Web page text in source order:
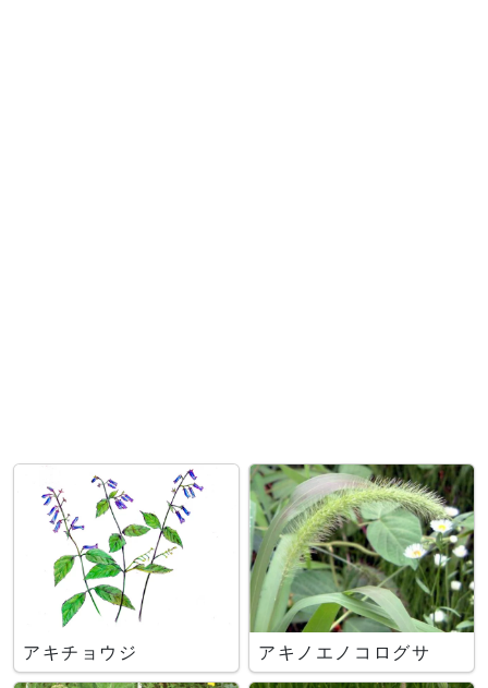
アキチョウジ アキノエノコログサ